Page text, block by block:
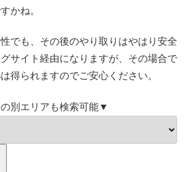
かね。
でも、その後のやり取りはやはり安全
サイト経由になりますが、その場合で
は得られますのでご安心ください。
別エリアも検索可能▼